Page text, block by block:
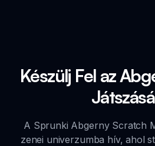
Készülj Fel az
A Sprunki Abgerny Scratch
zenei univerzumba hív, ahol